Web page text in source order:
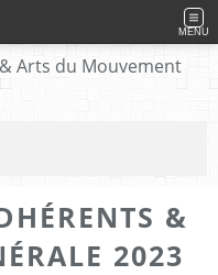
MENU
&
2023